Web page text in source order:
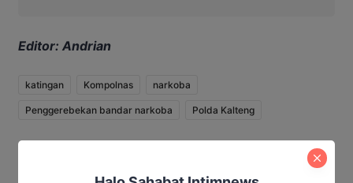
Editor: Andrian
katingan Kompolnas narkoba
Penggerebekan bandar narkoba Polda Kalteng